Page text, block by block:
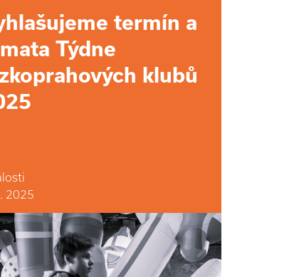
termín a
Týdne
klubů
2025